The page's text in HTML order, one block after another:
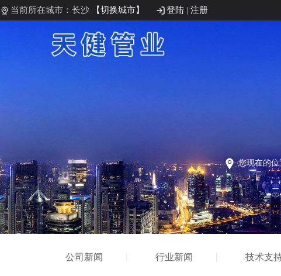
当前所在城市：长沙 【切换城市】 登陆 | 注册
您现在的位
公司新闻 行业新闻 技术支